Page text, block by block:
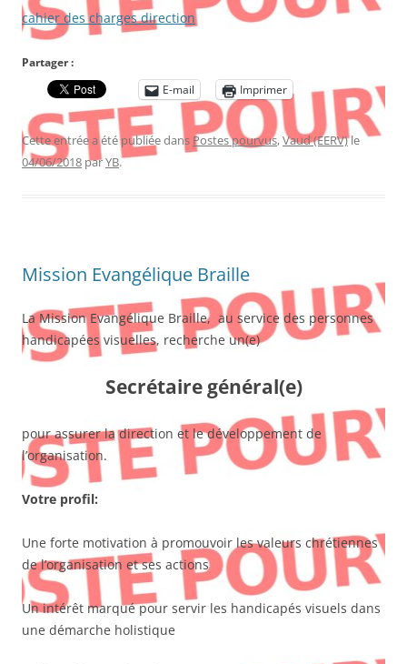
cahier des charges direction
Partager :
E-mail
Imprimer
Cette entrée a été publiée dans Postes pourvus,Vaud (EERV)le
04/06/2018 parYB.
Mission Evangélique Braille
La Mission Evangélique Braille, au service des personnes
handicapées visuelles, recherche un(e)
Secrétaire général(e)
pour assurer la direction et le développement de
l’organisation.
Votre profil:
Une forte motivation à promouvoir les valeurs chrétiennes
de l’organisation et ses actions
Un intérêt marqué pour servir les handicapés visuels dans
une démarche holistique